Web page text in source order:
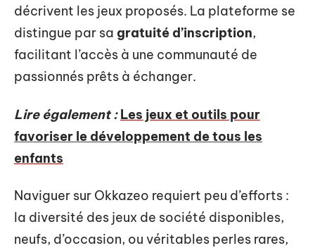
décrivent les jeux proposés. La plateforme se
distingue par sa gratuité d’inscription,
facilitant l’accès à une communauté de
passionnés prêts à échanger.
Lire également : Les jeux et outils pour
favoriser le développement de tous les
enfants
Naviguer sur Okkazeo requiert peu d’efforts :
la diversité des jeux de société disponibles,
neufs, d’occasion, ou véritables perles rares,